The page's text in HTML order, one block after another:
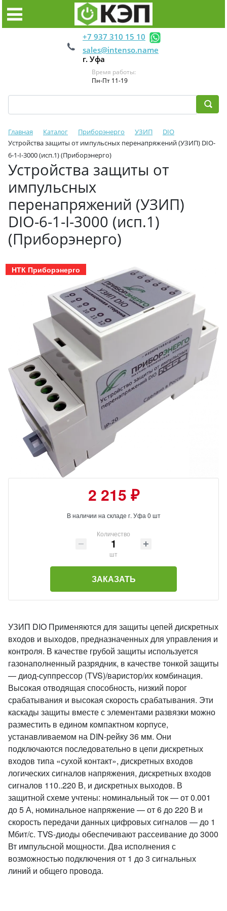
+7 937 310 15 10
sales@intenso.name
г. Уфа
Время работы:
Пн-Пт 11-19
Главная Каталог Приборэнерго УЗИП
DIO
Устройства защиты от импульсных перенапряжений (УЗИП) DIO-
6-1-I-3000 (исп.1) (Приборэнерго)
Устройства защиты от
импульсных
перенапряжений (УЗИП)
DIO-6-1-I-3000 (исп.1)
(Приборэнерго)
НТК Приборэнерго
2 215 ₽
В наличии на складе г. Уфа 0 шт
Количество
шт
ЗАКАЗАТЬ
УЗИП DIO Применяются для защиты цепей дискретных
входов и выходов, предназначенных для управления и
контроля. В качестве грубой защиты используется
газонаполненный разрядник, в качестве тонкой защиты
— диод-суппрессор (TVS)/варистор/их комбинация.
Высокая отводящая способность, низкий порог
срабатывания и высокая скорость срабатывания. Эти
каскады защиты вместе с элементами развязки можно
разместить в едином компактном корпусе,
устанавливаемом на DIN-рейку 36 мм. Они
подключаются последовательно в цепи дискретных
входов типа «сухой контакт», дискретных входов
логических сигналов напряжения, дискретных входов
сигналов 110..220 В, и дискретных выходов. В
защитной схеме учтены: номинальный ток — от 0.001
до 5 А, номинальное напряжение — от 6 до 220 В и
скорость передачи данных цифровых сигналов — до 1
Мбит/с. TVS-диоды обеспечивают рассеивание до 3000
Вт импульсной мощности. Два исполнения с
возможностью подключения от 1 до 3 сигнальных
линий и общего провода.